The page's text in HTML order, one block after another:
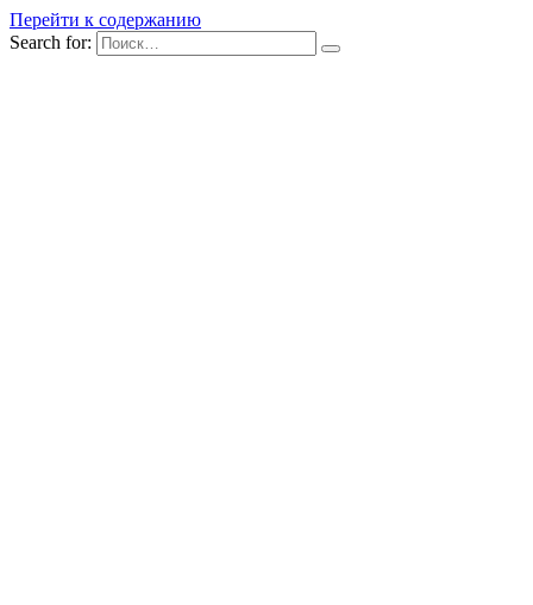
Перейти к содержанию
Search for: